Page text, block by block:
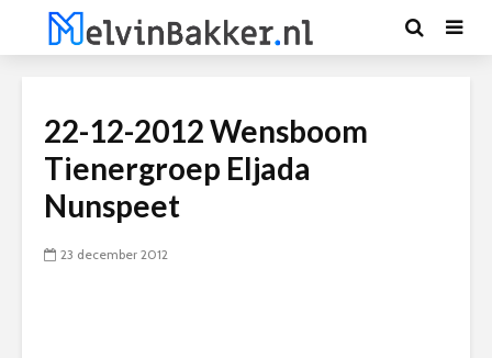
22-12-2012 Wensboom
Tienergroep Eljada
Nunspeet
23 december 2012